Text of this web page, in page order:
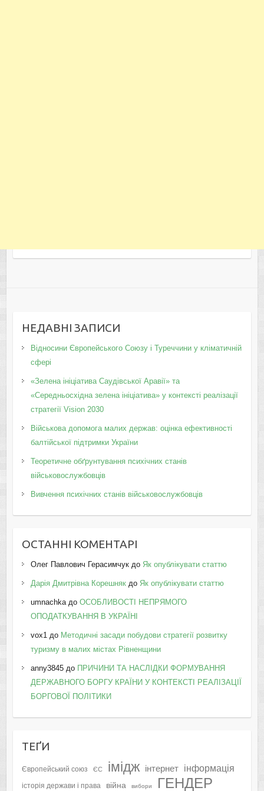
НЕДАВНІ ЗАПИСИ
Відносини Європейського Союзу і Туреччини у кліматичній
сфері
«Зелена ініціатива Саудівської Аравії» та
«Середньосхідна зелена ініціатива» у контексті реалізації
стратегії Vision 2030
Військова допомога малих держав: оцінка ефективності
балтійської підтримки України
Теоретичне обґрунтування психічних станів
військовослужбовців
Вивчення психічних станів військовослужбовців
ОСТАННІ КОМЕНТАРІ
Олег Павлович Герасимчукдо Як опублікувати статтю
Дарія Дмитрівна Корешнякдо Як опублікувати статтю
umnachkaдо ОСОБЛИВОСТІ НЕПРЯМОГО
ОПОДАТКУВАННЯ В УКРАЇНІ
vox1до Методичні засади побудови стратегії розвитку
туризму в малих містах Рівненщини
anny3845до ПРИЧИНИ ТА НАСЛІДКИ ФОРМУВАННЯ
ДЕРЖАВНОГО БОРГУ КРАЇНИ У КОНТЕКСТІ РЕАЛІЗАЦІЇ
БОРГОВОЇ ПОЛІТИКИ
ТЕҐИ
Європейський союз ЄС імідж інтернет інформація
історія держави і права війна вибори ГЕНДЕР